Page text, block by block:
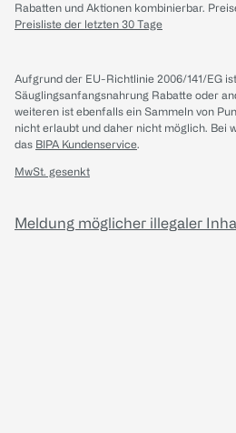
Rabatten und Aktionen kombinierbar.
Preisliste der letzten 30 Tage
Aufgrund der EU-Richtlinie 2006/141/EG
Säuglingsanfangsnahrung Rabatte oder
weiteren ist ebenfalls ein Sammeln von
nicht erlaubt und daher nicht möglich. Bei
das BIPA Kundenservice.
MwSt. gesenkt
Meldung möglicher illegaler